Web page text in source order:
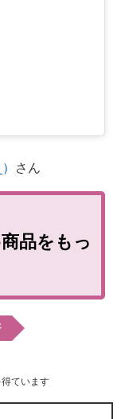
さん
品をもっ
ています